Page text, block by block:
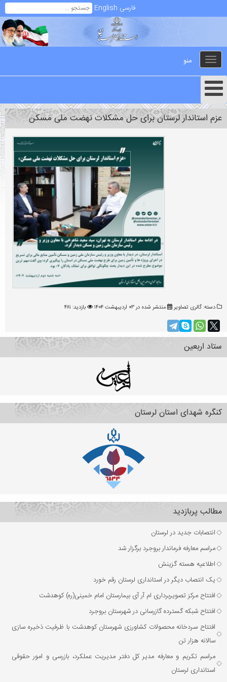
فارسی English
Toggle
navigation
منو
عزم استاندار لرستان برای حل مشکلات نهضت ملی مسکن
دسته:گالری تصاویر منتشر شده در ۰۳ ارديبهشت ۱۴۰۴ بازدید: ۴۸۱
ستاد اربعین
کنگره شهدای استان لرستان
مطالب پربازدید
انتصابات جدید در لرستان
مراسم معارفه فرماندار بروجرد برگزار شد
اطلاعیه هسته گزینش
یک انتصاب دیگر در استانداری لرستان رقم خورد
افتتاح مرکز تصویربرداری ام آر آی بیمارستان امام خمینی(ره) کوهدشت
افتتاح شبکه گسترده گازرسانی در شهرستان بروجرد
افتتاح سردخانه محصولات کشاورزی شهرستان کوهدشت با ظرفیت ذخیره‌ سازی
سالانه هزار تن
مراسم تکریم و معارفه مدیر کل دفتر مدیریت عملکرد، بازرسی و امور حقوقی
استانداری لرستان